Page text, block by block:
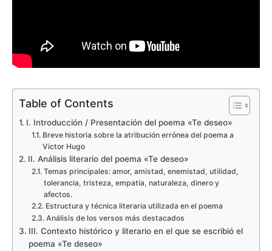
Table of Contents
I. Introducción / Presentación del poema «Te deseo»
Breve historia sobre la atribución errónea del poema a
Victor Hugo
II. Análisis literario del poema «Te deseo»
Temas principales: amor, amistad, enemistad, utilidad,
tolerancia, tristeza, empatía, naturaleza, dinero y
afectos.
Estructura y técnica literaria utilizada en el poema
Análisis de los versos más destacados
III. Contexto histórico y literario en el que se escribió el
poema «Te deseo»